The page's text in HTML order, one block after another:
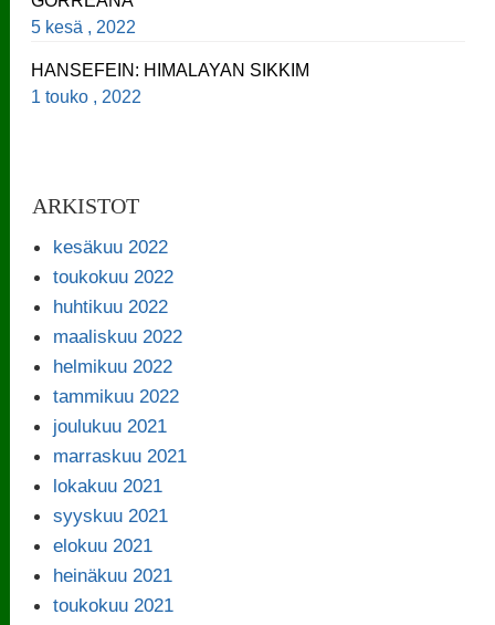
5 kesä , 2022
HANSEFEIN: HIMALAYAN SIKKIM
1 touko , 2022
ARKISTOT
kesäkuu 2022
toukokuu 2022
huhtikuu 2022
maaliskuu 2022
helmikuu 2022
tammikuu 2022
joulukuu 2021
marraskuu 2021
lokakuu 2021
syyskuu 2021
elokuu 2021
heinäkuu 2021
toukokuu 2021